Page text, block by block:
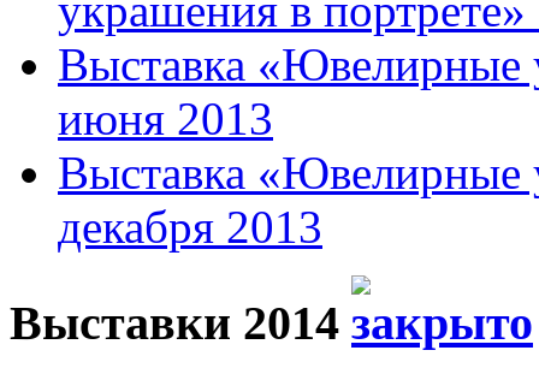
Выставка «Ювелирные
июня 2013
Выставка «Ювелирные
декабря 2013
Выставки 2014